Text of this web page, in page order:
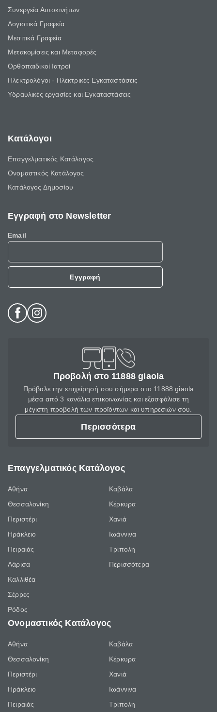
Συνεργεία Αυτοκινήτων
Λογιστικά Γραφεία
Μεσιτικά Γραφεία
Μετακομίσεις και Μεταφορές
Ορθοπαιδικοί Ιατροί
Ηλεκτρολόγοι - Ηλεκτρικές Εγκαταστάσεις
Υδραυλικές εργασίες και Εγκαταστάσεις
Κατάλογοι
Επαγγελματικός Κατάλογος
Ονομαστικός Κατάλογος
Κατάλογος Δημοσίου
Εγγραφή στο Newsletter
Email
Εγγραφή
Προβολή στο 11888 giaola
Πρόβαλε την επιχείρησή σου σήμερα στο 11888 giaola
μέσα από 3 κανάλια επικοινωνίας και εξασφάλισε τη
μέγιστη προβολή των προϊόντων και υπηρεσιών σου.
Περισσότερα
Επαγγελματικός Κατάλογος
Αθήνα
Θεσσαλονίκη
Περιστέρι
Ηράκλειο
Πειραιάς
Λάρισα
Καλλιθέα
Σέρρες
Ρόδος
Καβάλα
Κέρκυρα
Χανιά
Ιωάννινα
Τρίπολη
Περισσότερα
Ονομαστικός Κατάλογος
Αθήνα
Θεσσαλονίκη
Περιστέρι
Ηράκλειο
Πειραιάς
Καβάλα
Κέρκυρα
Χανιά
Ιωάννινα
Τρίπολη